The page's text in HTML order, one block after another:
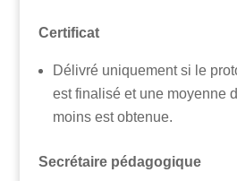
Certificat
Délivré uniquement si le
est finalisé et une moyenne
moins est obtenue.
Secrétaire pédagogique